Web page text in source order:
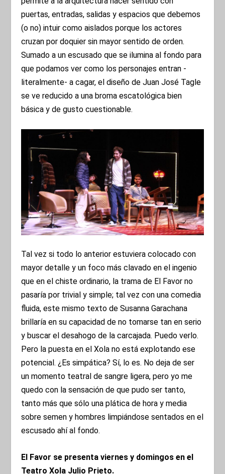
puertas, entradas, salidas y espacios que debemos
(o no) intuir como aislados porque los actores
cruzan por doquier sin mayor sentido de orden.
Sumado a un escusado que se ilumina al fondo para
que podamos ver como los personajes entran -
literalmente- a cagar, el diseño de Juan José Tagle
se ve reducido a una broma escatológica bien
básica y de gusto cuestionable.
Tal vez si todo lo anterior estuviera colocado con
mayor detalle y un foco más clavado en el ingenio
que en el chiste ordinario, la trama de El Favor no
pasaría por trivial y simple; tal vez con una comedia
fluida, este mismo texto de Susanna Garachana
brillaría en su capacidad de no tomarse tan en serio
y buscar el desahogo de la carcajada. Puedo verlo.
Pero la puesta en el Xola no está explotando ese
potencial. ¿Es simpática? Sí, lo es. No deja de ser
un momento teatral de sangre ligera, pero yo me
quedo con la sensación de que pudo ser tanto,
tanto más que sólo una plática de hora y media
sobre semen y hombres limpiándose sentados en el
escusado ahí al fondo.
El Favor se presenta viernes y domingos en el
Teatro Xola Julio Prieto.